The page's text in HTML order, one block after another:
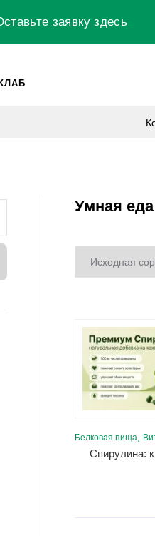
заявкуздесь
Умная еда
Белковая пища
Спирулина: